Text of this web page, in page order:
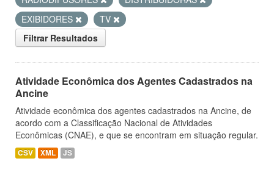
EXIBIDORES
TV
Filtrar Resultados
Atividade Econômica dos Agentes Cadastrados na
Ancine
Atividade econômica dos agentes cadastrados na Ancine, de
acordo com a Classificação Nacional de Atividades
Econômicas (CNAE), e que se encontram em situação regular.
CSV XML JS